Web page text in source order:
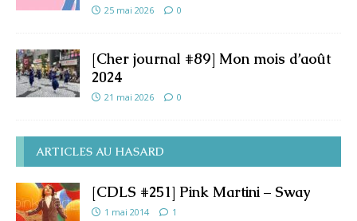
25 mai 2026 0
[Cher journal #89] Mon mois d’août
2024
21 mai 2026 0
ARTICLES AU HASARD
[CDLS #251] Pink Martini – Sway
1 mai 2014 1